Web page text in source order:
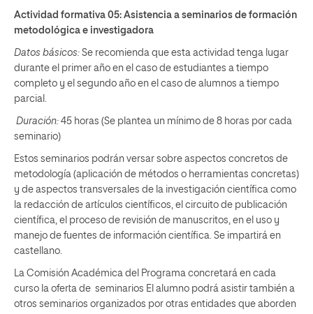
Actividad formativa 05: Asistencia a seminarios de formación
metodológica e investigadora
Datos básicos: Se recomienda que esta actividad tenga lugar
durante el primer año en el caso de estudiantes a tiempo
completo y el segundo año en el caso de alumnos a tiempo
parcial.
Duración: 45 horas (Se plantea un mínimo de 8 horas por cada
seminario)
Estos seminarios podrán versar sobre aspectos concretos de
metodología (aplicación de métodos o herramientas concretas)
y de aspectos transversales de la investigación científica como
la redacción de artículos científicos, el circuito de publicación
científica, el proceso de revisión de manuscritos, en el uso y
manejo de fuentes de información científica. Se impartirá en
castellano.
La Comisión Académica del Programa concretará en cada
curso la oferta de seminarios El alumno podrá asistir también a
otros seminarios organizados por otras entidades que aborden